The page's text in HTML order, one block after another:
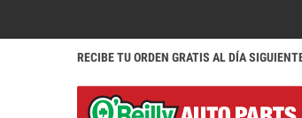
RECIBE TU ORDEN GRATIS AL DÍA